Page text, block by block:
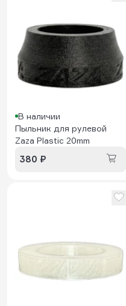
В наличии
Пыльник для рулевой
Zaza Plastic 20mm
380 ₽